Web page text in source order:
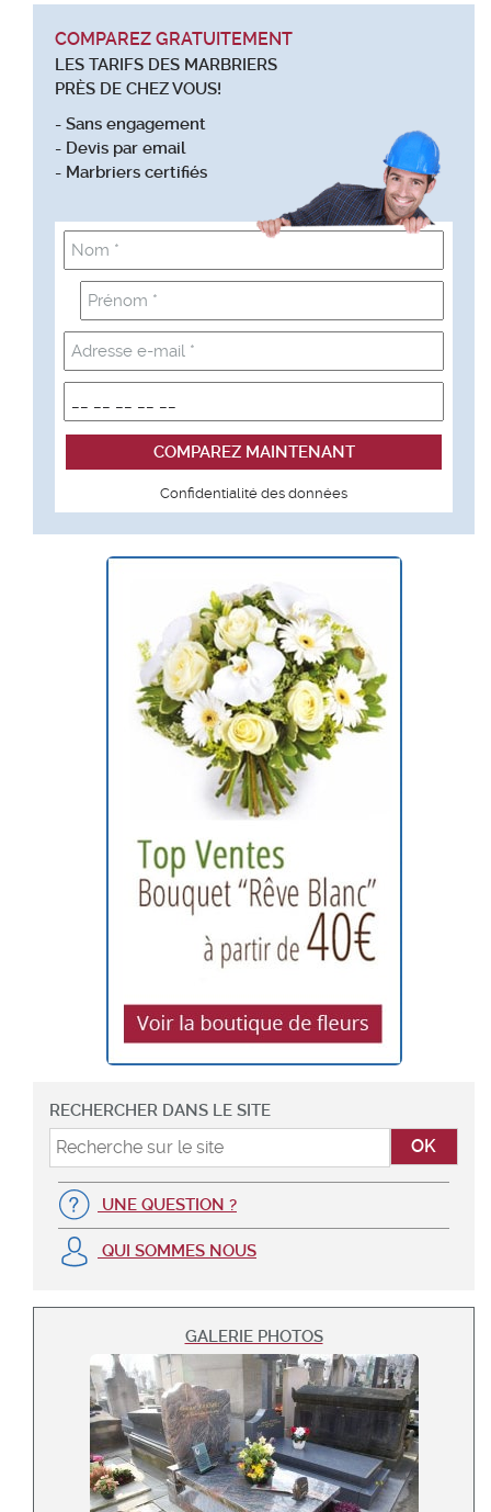
COMPAREZ GRATUITEMENT
LES TARIFS DES MARBRIERS
PRÈS DE CHEZ VOUS!
- Sans engagement
- Devis par email
- Marbriers certifiés
Confidentialité des données
RECHERCHER DANS LE SITE
UNE QUESTION ?
QUI SOMMES NOUS
GALERIE PHOTOS